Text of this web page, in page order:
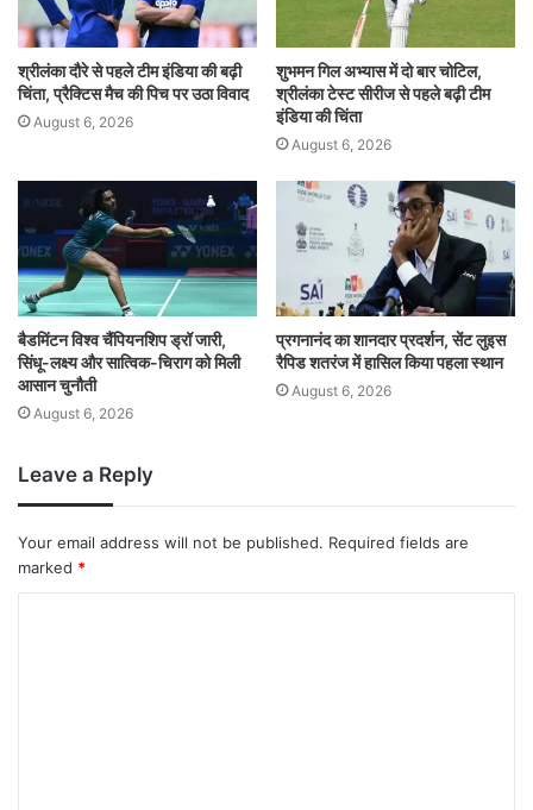
श्रीलंका दौरे से पहले टीम इंडिया की बढ़ी
चिंता, प्रैक्टिस मैच की पिच पर उठा विवाद
August 6, 2026
शुभमन गिल अभ्यास में दो बार चोटिल,
श्रीलंका टेस्ट सीरीज से पहले बढ़ी टीम
इंडिया की चिंता
August 6, 2026
बैडमिंटन विश्व चैंपियनशिप ड्रॉ जारी,
सिंधू-लक्ष्य और सात्विक-चिराग को मिली
आसान चुनौती
August 6, 2026
प्रगनानंद का शानदार प्रदर्शन, सेंट लुइस
रैपिड शतरंज में हासिल किया पहला स्थान
August 6, 2026
Leave a Reply
Your email address will not be published. Required fields are
marked *